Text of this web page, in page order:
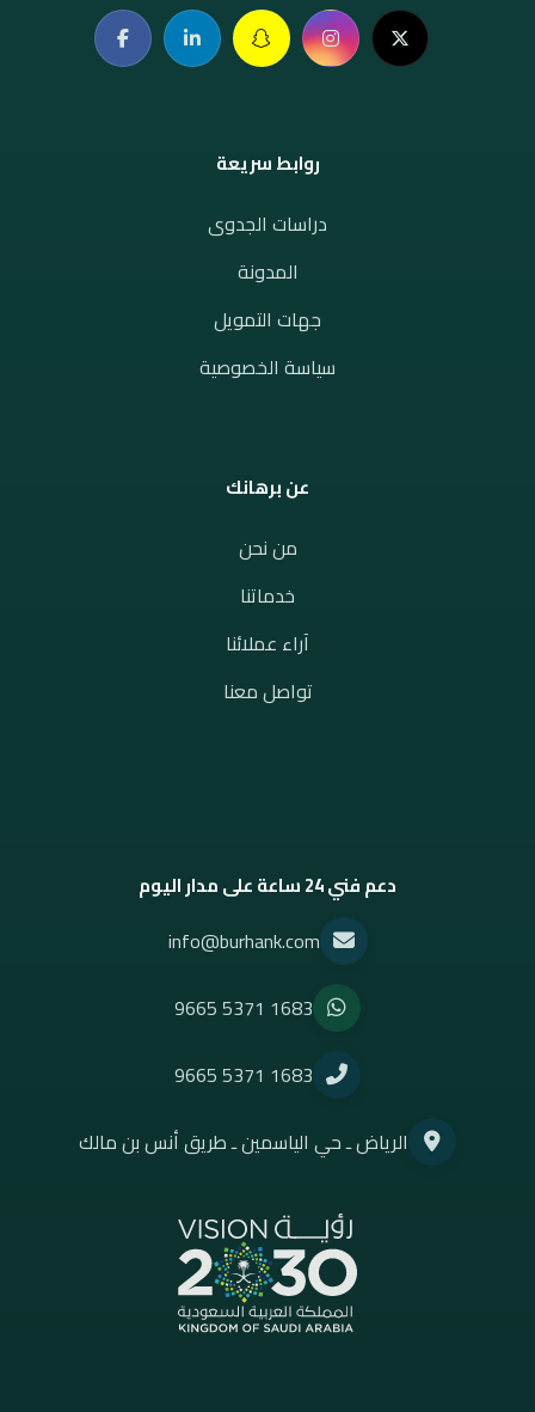
روابط سريعة
دراسات الجدوى
المدونة
جهات التمويل
سياسة الخصوصية
عن برهانك
من نحن
خدماتنا
آراء عملائنا
تواصل معنا
دعم فني 24 ساعة على مدار اليوم
info@burhank.com
9665 5371 1683
9665 5371 1683
الرياض ـ حي الياسمين ـ طريق أنس بن مالك